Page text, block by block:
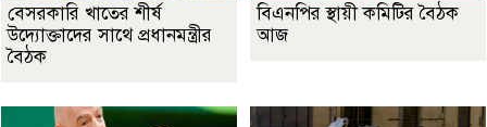
বেসরকারি খাতের শীর্ষ
উদ্যোক্তাদের সাথে প্রধানমন্ত্রীর
বৈঠক
বিএনপির স্থায়ী কমিটির বৈঠক
আজ